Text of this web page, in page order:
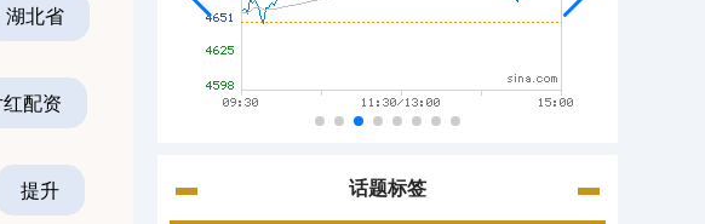
湖北省
配资
提升 话题标签